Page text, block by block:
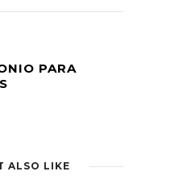
PARA
ALSO LIKE